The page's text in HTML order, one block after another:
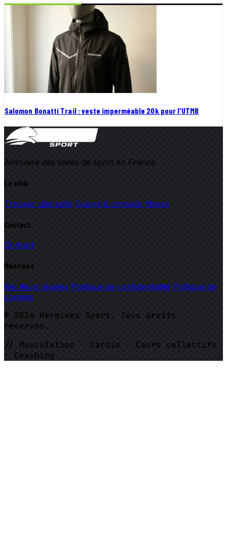
Salomon Bonatti Trail : veste imperméable 20k pour l'UTMB
Annuaire des salles de sport en France
Le club
Trouver une salle Guides & conseils fitness
Contact
Contact
Mentions
Mentions légales Politique de confidentialité Politique de
cookies
© 2026 Hermines Sport. Tous droits
réservés.
// Musculation · Cardio · Cours collectifs
· Coaching